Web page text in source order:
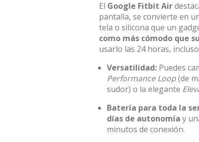
El Google Fitbit Air
pantalla, se convierte en
tela o silicona que un
como más cómodo que
usarlo las 24 horas,
Versatilidad: Puedes
Performance Loop(de
sudor) o la elegante
Batería para toda la
días de autonomía y
minutos de conexión.